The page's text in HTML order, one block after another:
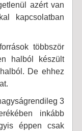
azért van
kapcsolatban
többször
halból készült
De ehhez
3
inkább
éppen csak